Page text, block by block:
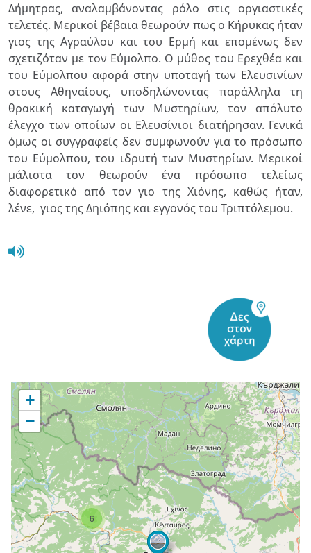
Δήμητρας, αναλαμβάνοντας ρόλο στις οργιαστικές
τελετές. Μερικοί βέβαια θεωρούν πως ο Κήρυκας ήταν
γιος της Αγραύλου και του Ερμή και επομένως δεν
σχετιζόταν με τον Εύμολπο. Ο μύθος του Ερεχθέα και
του Εύμολπου αφορά στην υποταγή των Ελευσινίων
στους Αθηναίους, υποδηλώνοντας παράλληλα τη
θρακική καταγωγή των Μυστηρίων, τον απόλυτο
έλεγχο των οποίων οι Ελευσίνιοι διατήρησαν. Γενικά
όμως οι συγγραφείς δεν συμφωνούν για το πρόσωπο
του Εύμολπου, του ιδρυτή των Μυστηρίων. Μερικοί
μάλιστα τον θεωρούν ένα πρόσωπο τελείως
διαφορετικό από τον γιο της Χιόνης, καθώς ήταν,
λένε, γιος της Δηιόπης και εγγονός του Τριπτόλεμου.
6
+
−